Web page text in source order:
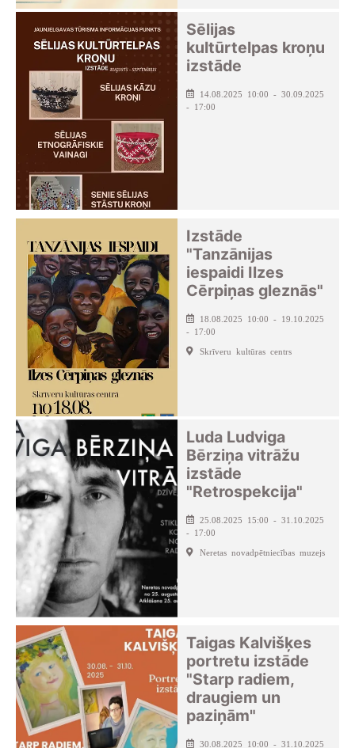
Sēlijas
kultūrtelpas kroņu
izstāde
14.08.2025 10:00 - 30.09.2025
- 17:00
Izstāde
"Tanzānijas
iespaidi Ilzes
Cērpiņas gleznās"
18.08.2025 10:00 - 19.10.2025
- 17:00
Skrīveru kultūras centrs
Luda Ludviga
Bērziņa vitrāžu
izstāde
"Retrospekcija"
25.08.2025 15:00 - 31.10.2025
- 17:00
Neretas novadpētniecības muzejs
Taigas Kalvišķes
portretu izstāde
"Starp radiem,
draugiem un
paziņām"
30.08.2025 10:00 - 31.10.2025